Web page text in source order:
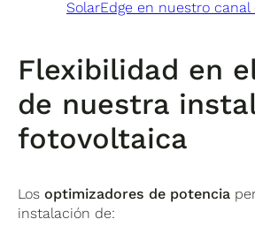
SolarEdge en nuestro
Flexibilidad en
de nuestra
fotovoltaica
Losoptimizadores de potencia
instalación de: